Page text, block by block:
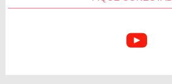
surpreender aquela pessoa querida.
que mais combina com ela, escrever
resto com a gente. Você não vai se
@cestasmichelli no Instagram,